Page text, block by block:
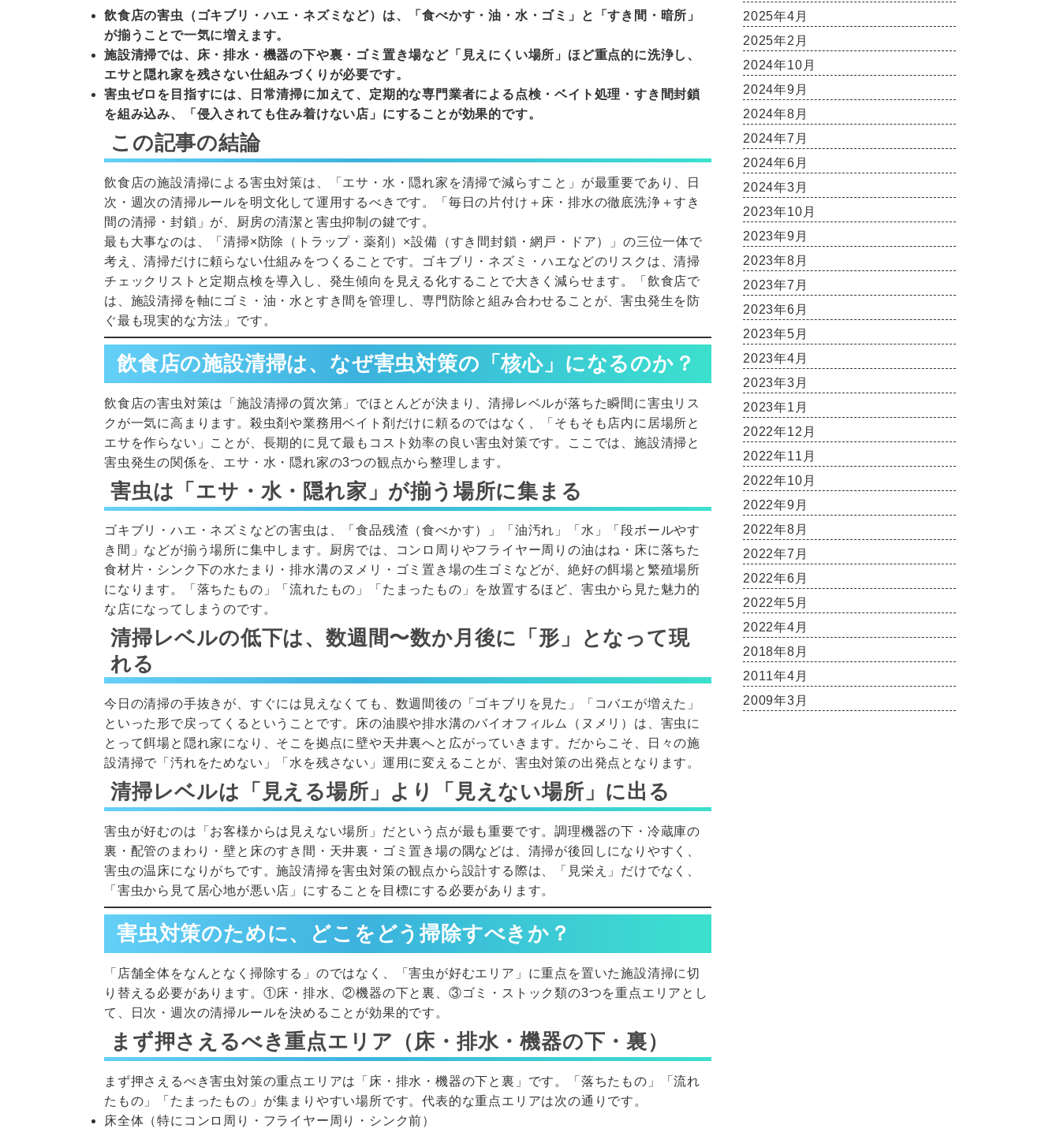
飲食店の害虫（ゴキブリ・ハエ・ネズミなど）は、「食べかす・油・水・ゴミ」と「すき間・暗所」
が揃うことで一気に増えます。
施設清掃では、床・排水・機器の下や裏・ゴミ置き場など「見えにくい場所」ほど重点的に洗浄し、
エサと隠れ家を残さない仕組みづくりが必要です。
害虫ゼロを目指すには、日常清掃に加えて、定期的な専門業者による点検・ベイト処理・すき間封鎖
を組み込み、「侵入されても住み着けない店」にすることが効果的です。
この記事の結論
飲食店の施設清掃による害虫対策は、「エサ・水・隠れ家を清掃で減らすこと」が最重要であり、日
次・週次の清掃ルールを明文化して運用するべきです。「毎日の片付け＋床・排水の徹底洗浄＋すき
間の清掃・封鎖」が、厨房の清潔と害虫抑制の鍵です。
最も大事なのは、「清掃×防除（トラップ・薬剤）×設備（すき間封鎖・網戸・ドア）」の三位一体で
考え、清掃だけに頼らない仕組みをつくることです。ゴキブリ・ネズミ・ハエなどのリスクは、清掃
チェックリストと定期点検を導入し、発生傾向を見える化することで大きく減らせます。「飲食店で
は、施設清掃を軸にゴミ・油・水とすき間を管理し、専門防除と組み合わせることが、害虫発生を防
ぐ最も現実的な方法」です。
飲食店の施設清掃は、なぜ害虫対策の「核心」になるのか？
飲食店の害虫対策は「施設清掃の質次第」でほとんどが決まり、清掃レベルが落ちた瞬間に害虫リス
クが一気に高まります。殺虫剤や業務用ベイト剤だけに頼るのではなく、「そもそも店内に居場所と
エサを作らない」ことが、長期的に見て最もコスト効率の良い害虫対策です。ここでは、施設清掃と
害虫発生の関係を、エサ・水・隠れ家の3つの観点から整理します。
害虫は「エサ・水・隠れ家」が揃う場所に集まる
ゴキブリ・ハエ・ネズミなどの害虫は、「食品残渣（食べかす）」「油汚れ」「水」「段ボールやす
き間」などが揃う場所に集中します。厨房では、コンロ周りやフライヤー周りの油はね・床に落ちた
食材片・シンク下の水たまり・排水溝のヌメリ・ゴミ置き場の生ゴミなどが、絶好の餌場と繁殖場所
になります。「落ちたもの」「流れたもの」「たまったもの」を放置するほど、害虫から見た魅力的
な店になってしまうのです。
清掃レベルの低下は、数週間〜数か月後に「形」となって現
れる
今日の清掃の手抜きが、すぐには見えなくても、数週間後の「ゴキブリを見た」「コバエが増えた」
といった形で戻ってくるということです。床の油膜や排水溝のバイオフィルム（ヌメリ）は、害虫に
とって餌場と隠れ家になり、そこを拠点に壁や天井裏へと広がっていきます。だからこそ、日々の施
設清掃で「汚れをためない」「水を残さない」運用に変えることが、害虫対策の出発点となります。
清掃レベルは「見える場所」より「見えない場所」に出る
害虫が好むのは「お客様からは見えない場所」だという点が最も重要です。調理機器の下・冷蔵庫の
裏・配管のまわり・壁と床のすき間・天井裏・ゴミ置き場の隅などは、清掃が後回しになりやすく、
害虫の温床になりがちです。施設清掃を害虫対策の観点から設計する際は、「見栄え」だけでなく、
「害虫から見て居心地が悪い店」にすることを目標にする必要があります。
害虫対策のために、どこをどう掃除すべきか？
「店舗全体をなんとなく掃除する」のではなく、「害虫が好むエリア」に重点を置いた施設清掃に切
り替える必要があります。①床・排水、②機器の下と裏、③ゴミ・ストック類の3つを重点エリアとし
て、日次・週次の清掃ルールを決めることが効果的です。
まず押さえるべき重点エリア（床・排水・機器の下・裏）
まず押さえるべき害虫対策の重点エリアは「床・排水・機器の下と裏」です。「落ちたもの」「流れ
たもの」「たまったもの」が集まりやすい場所です。代表的な重点エリアは次の通りです。
床全体（特にコンロ周り・フライヤー周り・シンク前）
2025年4月
2025年2月
2024年10月
2024年9月
2024年8月
2024年7月
2024年6月
2024年3月
2023年10月
2023年9月
2023年8月
2023年7月
2023年6月
2023年5月
2023年4月
2023年3月
2023年1月
2022年12月
2022年11月
2022年10月
2022年9月
2022年8月
2022年7月
2022年6月
2022年5月
2022年4月
2018年8月
2011年4月
2009年3月